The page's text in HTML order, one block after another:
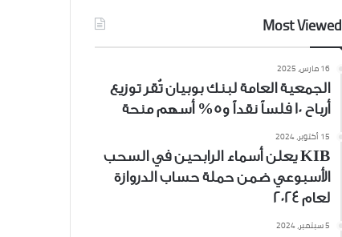
Most Viewed
16 مارس، 2025
الجمعية العامة لبنك بوبيان تُقر توزيع
أرباح 10 فلساً نقداً و5% أسهم منحة
15 أكتوبر، 2024
KIB يعلن أسماء الرابحين في السحب
الأسبوعي ضمن حملة حساب الدروازة
لعام 2024
5 سبتمبر، 2024